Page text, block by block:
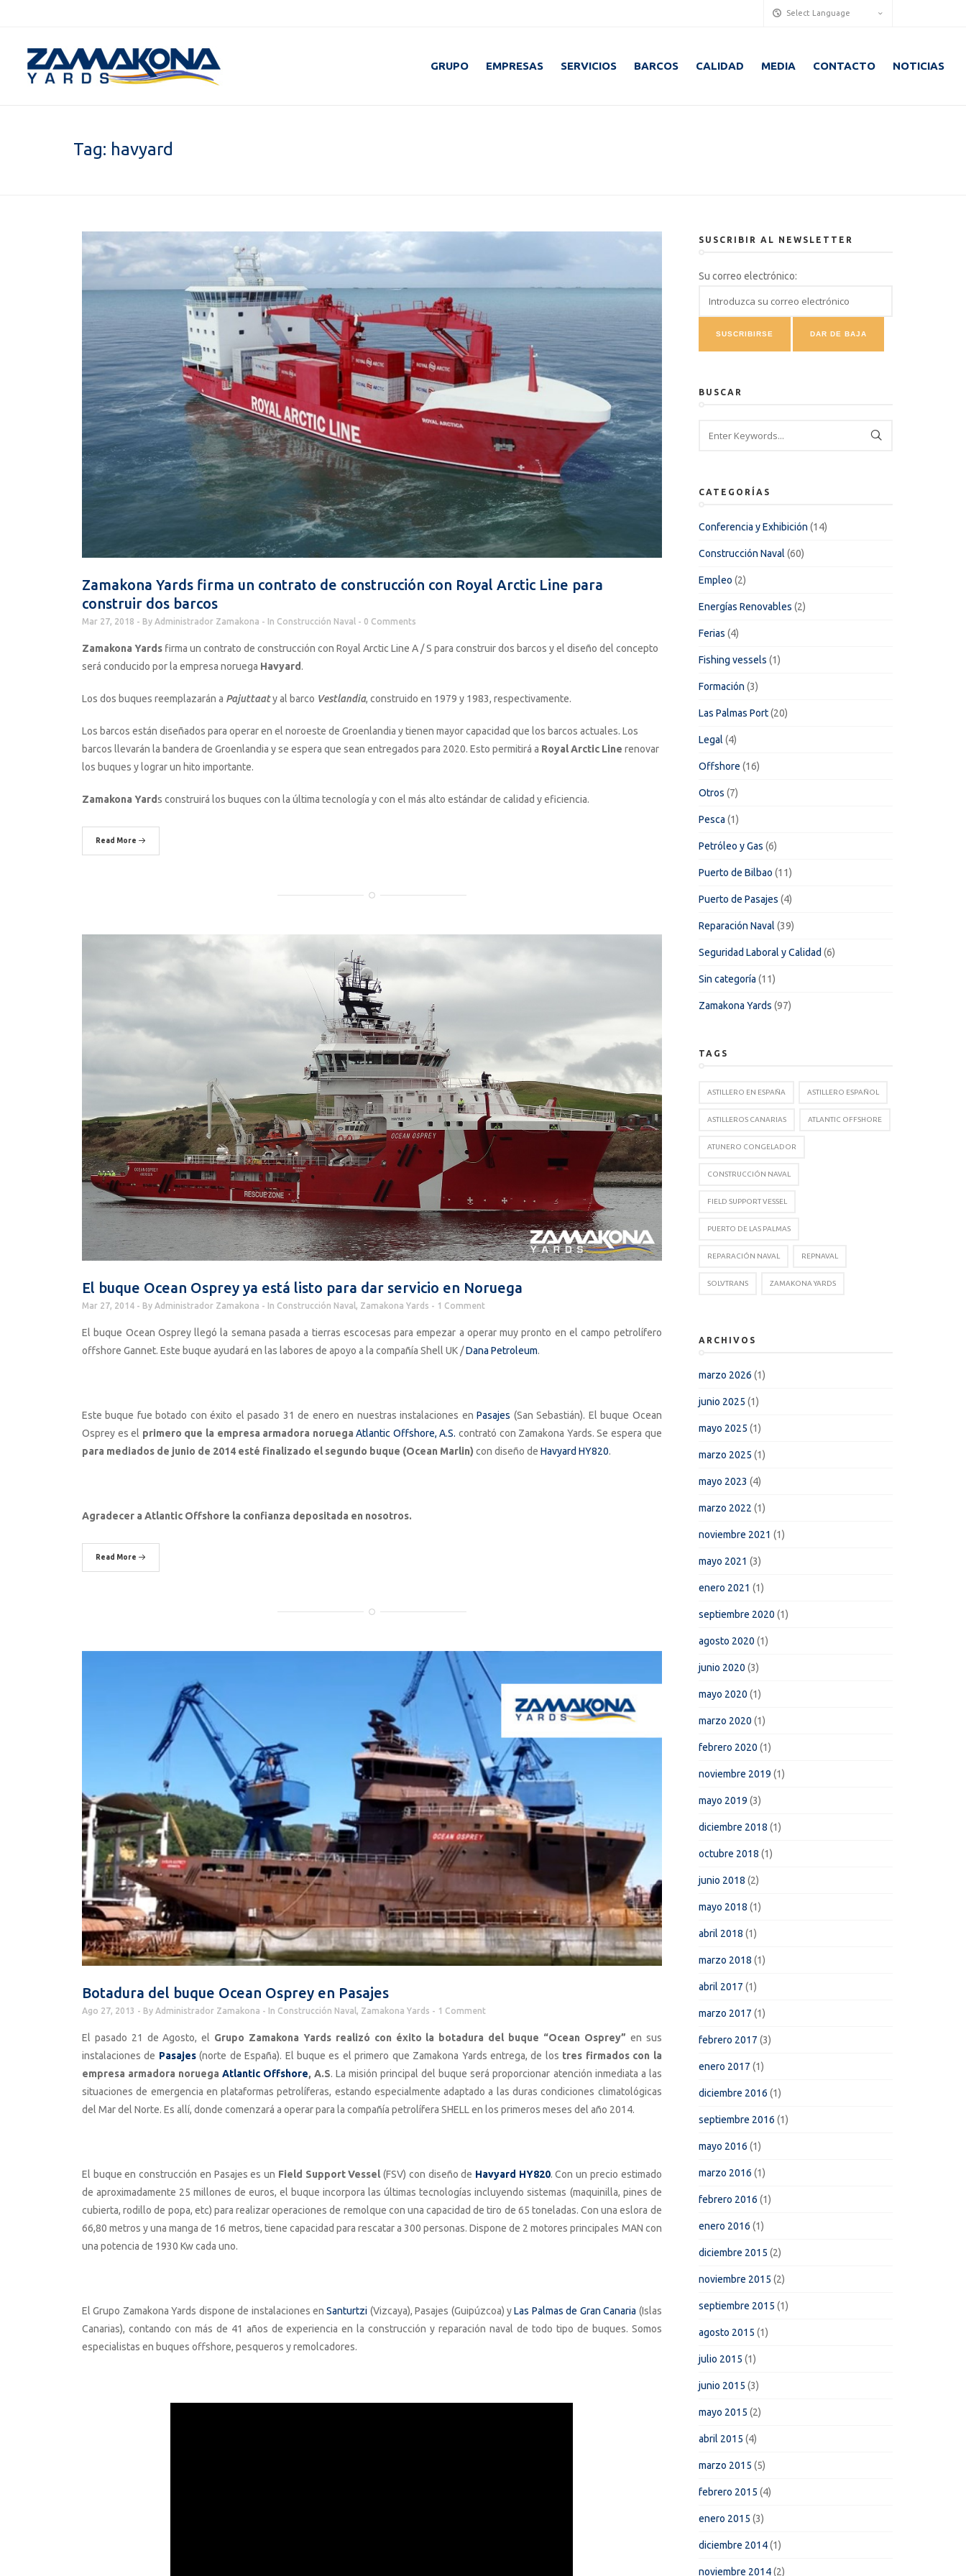
Select Language
GRUPO EMPRESAS SERVICIOS BARCOS CALIDAD MEDIA CONTACTO NOTICIAS
Tag: havyard
Zamakona Yards firma un contrato de construcción con Royal Arctic Line para
construir dos barcos
Mar 27, 2018 By Administrador Zamakona In Construcción Naval 0 Comments
Zamakona Yards firma un contrato de construcción con Royal Arctic Line A / S para construir dos barcos y el diseño del concepto
será conducido por la empresa noruega Havyard .
Los dos buques reemplazarán a Pajuttaaty al barco Vestlandia, construido en 1979 y 1983, respectivamente.
Los barcos están diseñados para operar en el noroeste de Groenlandia y tienen mayor capacidad que los barcos actuales. Los
barcos llevarán la bandera de Groenlandia y se espera que sean entregados para 2020. Esto permitirá a Royal Arctic Line renovar
los buques y lograr un hito importante.
Zamakona Yards construirá los buques con la última tecnología y con el más alto estándar de calidad y eficiencia.
Read More
El buque Ocean Osprey ya está listo para dar servicio en Noruega
Mar 27, 2014 By Administrador Zamakona In Construcción Naval, Zamakona Yards 1 Comment
El buque Ocean Osprey llegó la semana pasada a tierras escocesas para empezar a operar muy pronto en el campo petrolífero
offshore Gannet. Este buque ayudará en las labores de apoyo a la compañía Shell UK /Dana Petroleum.
Este buque fue botado con éxito el pasado 31 de enero en nuestras instalaciones enPasajes (San Sebastián). El buque Ocean
Osprey es el primero que la empresa armadora noruega Atlantic Offshore, A.S.contrató con Zamakona Yards. Se espera que
para mediados de junio de 2014 esté finalizado el segundo buque (Ocean Marlin) con diseño de Havyard HY820.
Agradecer a Atlantic Offshore la confianza depositada en nosotros.
Read More
Botadura del buque Ocean Osprey en Pasajes
Ago 27, 2013 By Administrador Zamakona In Construcción Naval, Zamakona Yards 1 Comment
El pasado 21 de Agosto, el Grupo Zamakona Yards realizó con éxito la botadura del buque “Ocean Osprey” en sus
instalaciones de Pasajes(norte de España). El buque es el primero que Zamakona Yards entrega, de los tres firmados con la
empresa armadora noruegaAtlantic Offshore, A.S. La misión principal del buque será proporcionar atención inmediata a las
situaciones de emergencia en plataformas petrolíferas, estando especialmente adaptado a las duras condiciones climatológicas
del Mar del Norte. Es allí, donde comenzará a operar para la compañía petrolífera SHELL en los primeros meses del año 2014.
El buque en construcción en Pasajes es un Field Support Vessel(FSV) con diseño de Havyard HY820. Con un precio estimado
de aproximadamente 25 millones de euros, el buque incorpora las últimas tecnologías incluyendo sistemas (maquinilla, pines de
cubierta, rodillo de popa, etc) para realizar operaciones de remolque con una capacidad de tiro de 65 toneladas. Con una eslora de
66,80 metros y una manga de 16 metros, tiene capacidad para rescatar a 300 personas. Dispone de 2 motores principales MAN con
una potencia de 1930 Kw cada uno.
El Grupo Zamakona Yards dispone de instalaciones enSanturtzi (Vizcaya), Pasajes (Guipúzcoa) yLas Palmas de Gran Canaria (Islas
Canarias), contando con más de 41 años de experiencia en la construcción y reparación naval de todo tipo de buques. Somos
especialistas en buques offshore, pesqueros y remolcadores.
SUSCRIBIR AL NEWSLETTER
Su correo electrónico:
BUSCAR
CATEGORÍAS
Conferencia y Exhibición (14)
Construcción Naval (60)
Empleo (2)
Energías Renovables (2)
Ferias (4)
Fishing vessels (1)
Formación (3)
Las Palmas Port(20)
Legal (4)
Offshore (16)
Otros (7)
Pesca (1)
Petróleo y Gas (6)
Puerto de Bilbao (11)
Puerto de Pasajes (4)
Reparación Naval (39)
Seguridad Laboral y Calidad (6)
Sin categoría (11)
Zamakona Yards (97)
TAGS
ASTILLERO EN ESPAÑA ASTILLERO ESPAÑOL
ASTILLEROS CANARIAS ATLANTIC OFFSHORE
ATUNERO CONGELADOR
CONSTRUCCIÓN NAVAL
FIELD SUPPORT VESSEL
PUERTO DE LAS PALMAS
REPARACIÓN NAVAL REPNAVAL
SOLVTRANS ZAMAKONA YARDS
ARCHIVOS
marzo 2026 (1)
junio 2025 (1)
mayo 2025 (1)
marzo 2025 (1)
mayo 2023 (4)
marzo 2022 (1)
noviembre 2021 (1)
mayo 2021 (3)
enero 2021 (1)
septiembre 2020 (1)
agosto 2020 (1)
junio 2020 (3)
mayo 2020 (1)
marzo 2020 (1)
febrero 2020 (1)
noviembre 2019 (1)
mayo 2019 (3)
diciembre 2018 (1)
octubre 2018 (1)
junio 2018 (2)
mayo 2018 (1)
abril 2018 (1)
marzo 2018 (1)
abril 2017 (1)
marzo 2017 (1)
febrero 2017 (3)
enero 2017 (1)
diciembre 2016 (1)
septiembre 2016 (1)
mayo 2016 (1)
marzo 2016 (1)
febrero 2016 (1)
enero 2016 (1)
diciembre 2015 (2)
noviembre 2015 (2)
septiembre 2015 (1)
agosto 2015 (1)
julio 2015 (1)
junio 2015 (3)
mayo 2015 (2)
abril 2015 (4)
marzo 2015 (5)
febrero 2015 (4)
enero 2015 (3)
diciembre 2014(1)
noviembre 2014(2)